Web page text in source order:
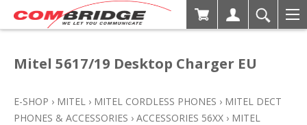
Mitel 5617/19 Desktop Charger EU
E-SHOP › MITEL › MITEL CORDLESS PHONES › MITEL DECT
PHONES & ACCESSORIES › ACCESSORIES 56XX › MITEL